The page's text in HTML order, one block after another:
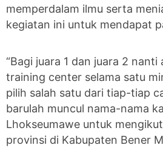
memperdalam ilmu serta
kegiatan ini untuk mendapat
“Bagi juara 1 dan juara 2
training center selama satu
pilih salah satu dari tiap-tiap
barulah muncul nama-nama
Lhokseumawe untuk
provinsi di Kabupaten Bener